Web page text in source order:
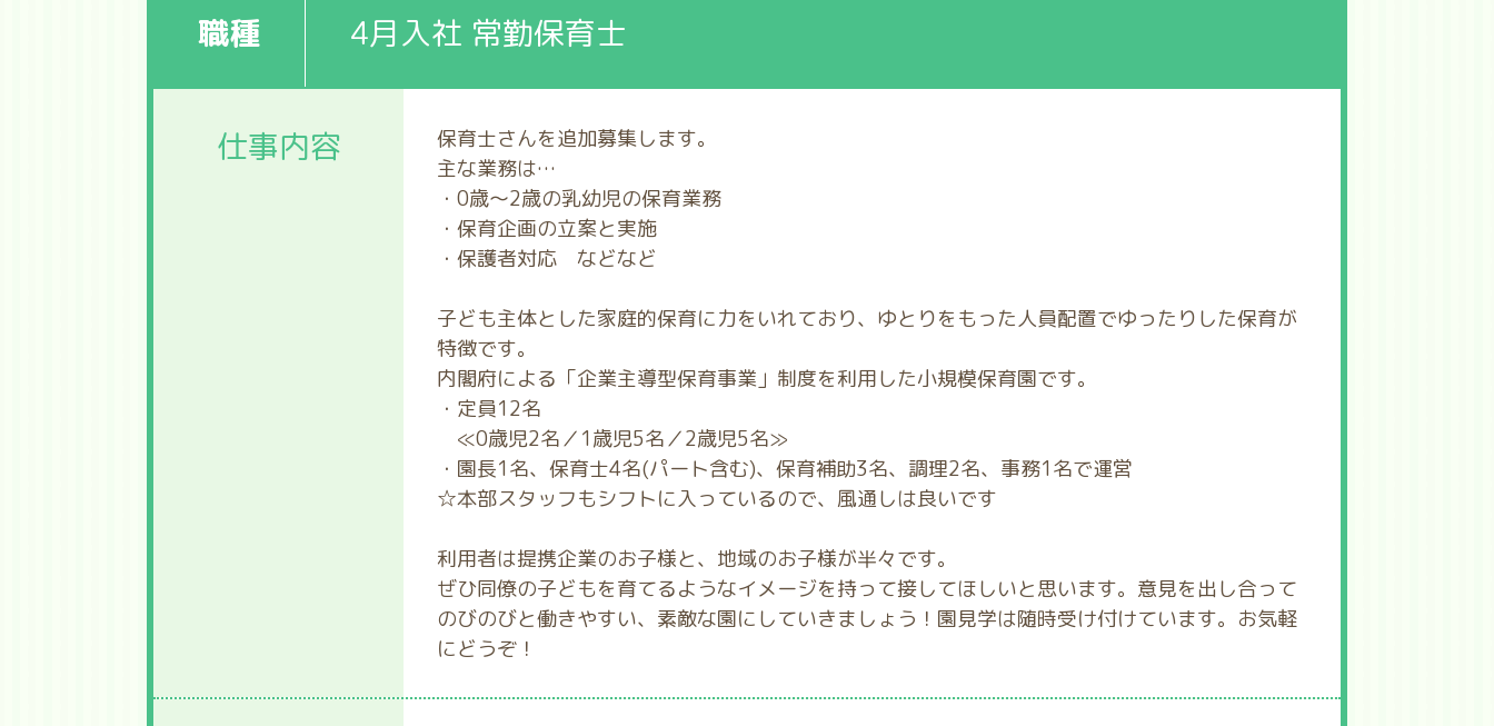
職種 4月入社 常勤保育士
仕事内容
保育士さんを追加募集します。
主な業務は…
・0歳～2歳の乳幼児の保育業務
・保育企画の立案と実施
・保護者対応 などなど
子ども主体とした家庭的保育に力をいれており、ゆとりをもった人員配置でゆったりした保育が
特徴です。
内閣府による「企業主導型保育事業」制度を利用した小規模保育園です。
・定員12名
≪0歳児2名／1歳児5名／2歳児5名≫
・園長1名、保育士4名(パート含む)、保育補助3名、調理2名、事務1名で運営
☆本部スタッフもシフトに入っているので、風通しは良いです
利用者は提携企業のお子様と、地域のお子様が半々です。
ぜひ同僚の子どもを育てるようなイメージを持って接してほしいと思います。意見を出し合って
のびのびと働きやすい、素敵な園にしていきましょう！園見学は随時受け付けています。お気軽
にどうぞ！